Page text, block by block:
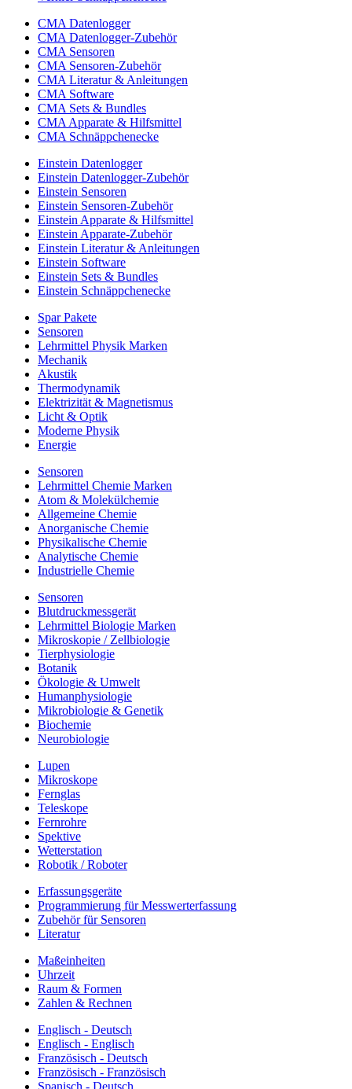
CMA Datenlogger
CMA Datenlogger-Zubehör
CMA Sensoren
CMA Sensoren-Zubehör
CMA Literatur & Anleitungen
CMA Software
CMA Sets & Bundles
CMA Apparate & Hilfsmittel
CMA Schnäppchenecke
Einstein Datenlogger
Einstein Datenlogger-Zubehör
Einstein Sensoren
Einstein Sensoren-Zubehör
Einstein Apparate & Hilfsmittel
Einstein Apparate-Zubehör
Einstein Literatur & Anleitungen
Einstein Software
Einstein Sets & Bundles
Einstein Schnäppchenecke
Spar Pakete
Sensoren
Lehrmittel Physik Marken
Mechanik
Akustik
Thermodynamik
Elektrizität & Magnetismus
Licht & Optik
Moderne Physik
Energie
Sensoren
Lehrmittel Chemie Marken
Atom & Molekülchemie
Allgemeine Chemie
Anorganische Chemie
Physikalische Chemie
Analytische Chemie
Industrielle Chemie
Sensoren
Blutdruckmessgerät
Lehrmittel Biologie Marken
Mikroskopie / Zellbiologie
Tierphysiologie
Botanik
Ökologie & Umwelt
Humanphysiologie
Mikrobiologie & Genetik
Biochemie
Neurobiologie
Lupen
Mikroskope
Fernglas
Teleskope
Fernrohre
Spektive
Wetterstation
Robotik / Roboter
Erfassungsgeräte
Programmierung für Messwerterfassung
Zubehör für Sensoren
Literatur
Maßeinheiten
Uhrzeit
Raum & Formen
Zahlen & Rechnen
Englisch - Deutsch
Englisch - Englisch
Französisch - Deutsch
Französisch - Französisch
Spanisch - Deutsch